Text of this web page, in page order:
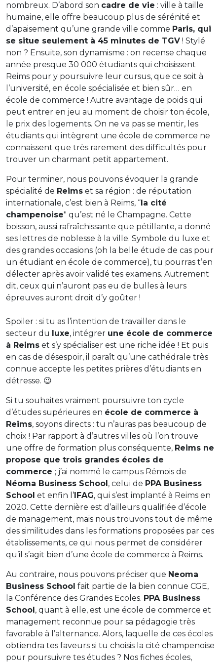
nombreux. D’abord son cadre de vie : ville à taille
humaine, elle offre beaucoup plus de sérénité et
d’apaisement qu’une grande ville comme Paris, qui
se situe seulement à 45 minutes de TGV ! Stylé
non ? Ensuite, son dynamisme : on recense chaque
année presque 30 000 étudiants qui choisissent
Reims pour y poursuivre leur cursus, que ce soit à
l’université, en école spécialisée et bien sûr… en
école de commerce ! Autre avantage de poids qui
peut entrer en jeu au moment de choisir ton école,
le prix des logements. On ne va pas se mentir, les
étudiants qui intègrent une école de commerce ne
connaissent que très rarement des difficultés pour
trouver un charmant petit appartement.
Pour terminer, nous pouvons évoquer la grande
spécialité de Reims et sa région : de réputation
internationale, c’est bien à Reims, “la cité
champenoise" qu’est né le Champagne. Cette
boisson, aussi rafraîchissante que pétillante, a donné
ses lettres de noblesse à la ville. Symbole du luxe et
des grandes occasions (oh la belle étude de cas pour
un étudiant en école de commerce), tu pourras t’en
délecter après avoir validé tes examens. Autrement
dit, ceux qui n’auront pas eu de bulles à leurs
épreuves auront droit d’y goûter !
Spoiler : si tu as l’intention de travailler dans le
secteur du luxe, intégrer une école de commerce
à Reims et s’y spécialiser est une riche idée ! Et puis
en cas de désespoir, il paraît qu’une cathédrale très
connue accepte les petites prières d’étudiants en
détresse. 😉
Si tu souhaites vraiment poursuivre ton cycle
d’études supérieures en école de commerce à
Reims, soyons directs : tu n’auras pas beaucoup de
choix ! Par rapport à d’autres villes où l’on trouve
une offre de formation plus conséquente, Reims ne
propose que trois grandes écoles de
commerce ; j’ai nommé le campus Rémois de
Néoma Business School, celui de PPA Business
School et enfin l’IFAG, qui s’est implanté à Reims en
2020. Cette dernière est d’ailleurs qualifiée d’école
de management, mais nous trouvons tout de même
des similitudes dans les formations proposées par ces
établissements, ce qui nous permet de considérer
qu’il s’agit bien d’une école de commerce à Reims.
Au contraire, nous pouvons préciser que Neoma
Business School fait partie de la bien connue CGE,
la Conférence des Grandes Ecoles. PPA Business
School, quant à elle, est une école de commerce et
management reconnue pour sa pédagogie très
favorable à l’alternance. Alors, laquelle de ces écoles
obtiendra tes faveurs si tu choisis la cité champenoise
pour poursuivre tes études ? Nos fiches écoles,